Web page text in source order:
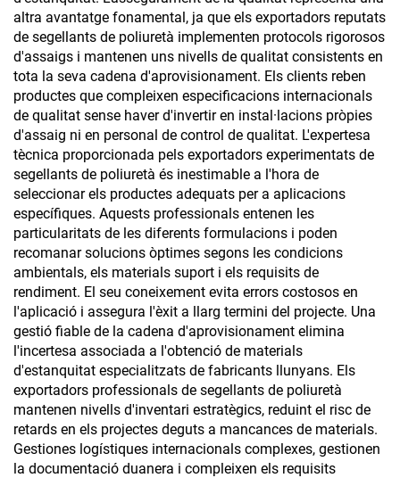
altra avantatge fonamental, ja que els exportadors reputats
de segellants de poliuretà implementen protocols rigorosos
d'assaigs i mantenen uns nivells de qualitat consistents en
tota la seva cadena d'aprovisionament. Els clients reben
productes que compleixen especificacions internacionals
de qualitat sense haver d'invertir en instal·lacions pròpies
d'assaig ni en personal de control de qualitat. L'expertesa
tècnica proporcionada pels exportadors experimentats de
segellants de poliuretà és inestimable a l'hora de
seleccionar els productes adequats per a aplicacions
específiques. Aquests professionals entenen les
particularitats de les diferents formulacions i poden
recomanar solucions òptimes segons les condicions
ambientals, els materials suport i els requisits de
rendiment. El seu coneixement evita errors costosos en
l'aplicació i assegura l'èxit a llarg termini del projecte. Una
gestió fiable de la cadena d'aprovisionament elimina
l'incertesa associada a l'obtenció de materials
d'estanquitat especialitzats de fabricants llunyans. Els
exportadors professionals de segellants de poliuretà
mantenen nivells d'inventari estratègics, reduint el risc de
retards en els projectes deguts a mancances de materials.
Gestiones logístiques internacionals complexes, gestionen
la documentació duanera i compleixen els requisits